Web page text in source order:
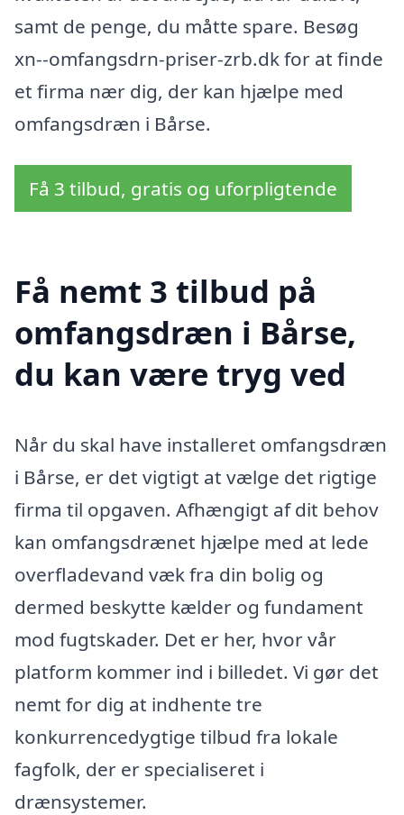
samt de penge, du måtte spare. Besøg
xn--omfangsdrn-priser-zrb.dk for at finde
et firma nær dig, der kan hjælpe med
omfangsdræn i Bårse.
Få 3 tilbud, gratis og uforpligtende
Få nemt 3 tilbud på
omfangsdræn i Bårse,
du kan være tryg ved
Når du skal have installeret omfangsdræn
i Bårse, er det vigtigt at vælge det rigtige
firma til opgaven. Afhængigt af dit behov
kan omfangsdrænet hjælpe med at lede
overfladevand væk fra din bolig og
dermed beskytte kælder og fundament
mod fugtskader. Det er her, hvor vår
platform kommer ind i billedet. Vi gør det
nemt for dig at indhente tre
konkurrencedygtige tilbud fra lokale
fagfolk, der er specialiseret i
drænsystemer.